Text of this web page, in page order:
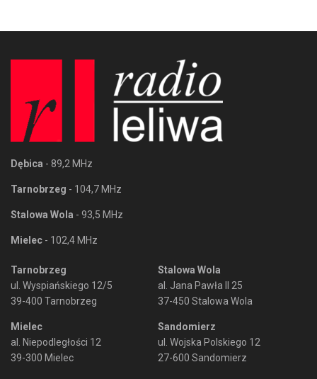
Dębica - 89,2 MHz
Tarnobrzeg - 104,7 MHz
Stalowa Wola - 93,5 MHz
Mielec - 102,4 MHz
Tarnobrzeg
ul. Wyspiańskiego 12/5
39-400 Tarnobrzeg
Mielec
al. Niepodległości 12
39-300 Mielec
Stalowa Wola
al. Jana Pawła II 25
37-450 Stalowa Wola
Sandomierz
ul. Wojska Polskiego 12
27-600 Sandomierz